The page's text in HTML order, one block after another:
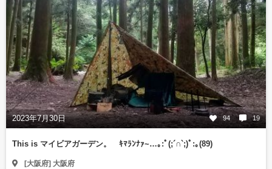
2023年7月30日 94 19
This is マイビアガーデン。 ｷﾏﾗﾝﾅｧ~…｡⁠:ﾟ⁠(⁠;⁠´⁠∩⁠`⁠;⁠)ﾟ⁠:⁠｡(89)
[大阪府] 大阪府